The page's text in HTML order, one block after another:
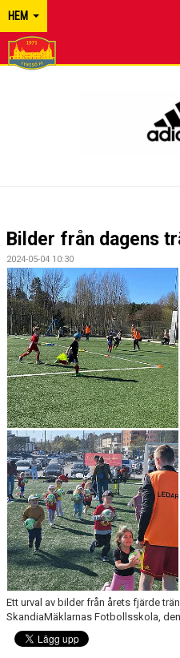
HEM
Bilder från dagens
2024-05-04 10:30
Ett urval av bilder från årets fjärde
SkandiaMäklarnas Fotbollsskola,